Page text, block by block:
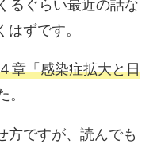
るぐらい最近の話な
ずです。
章「感染症拡大と日
。
方ですが、読んでも